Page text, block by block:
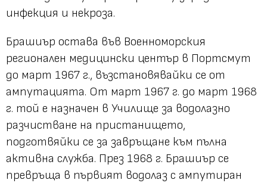
инфекция и некроза.
Брашиър остава във Военноморския
регионален медицински център в Портсмут
до март 1967 г., възстановявайки се от
ампутацията. От март 1967 г. до март 1968
г. той е назначен в Училище за водолазно
разчистване на пристанището,
подготвяйки се за завръщане към пълна
активна служба. През 1968 г. Брашиър се
превръща в първият водолаз с ампутиран